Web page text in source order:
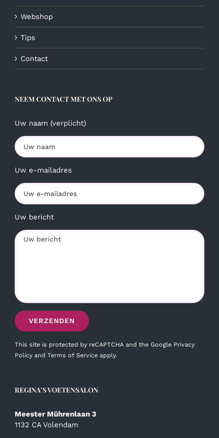
Webshop
Tips
Contact
NEEM CONTACT MET ONS OP
Uw naam (verplicht)
Uw e-mailadres
Uw bericht
This site is protected by reCAPTCHA and the Google Privacy
Policy and Terms of Service apply.
REGINA’S VOETENSALON
Meester Mührenlaan 3
1132 CA Volendam